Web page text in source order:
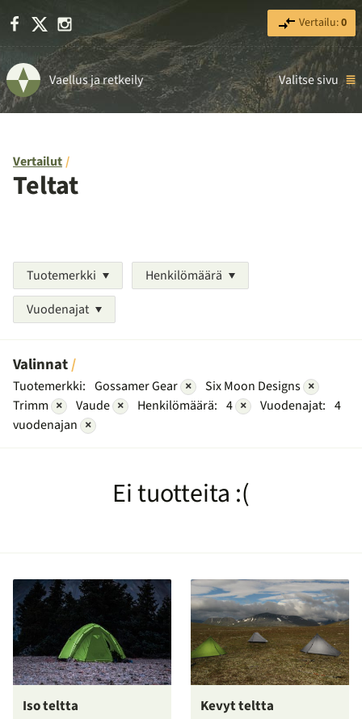
Facebook Instagram Vertailu:0
Vaellus ja retkeily Valitse sivu
Vertailut
Teltat
Tuotemerkki
Henkilömäärä
Vuodenajat
Valinnat
Tuotemerkki: Gossamer Gear × Six Moon Designs ×
Trimm × Vaude × Henkilömäärä: 4 × Vuodenajat: 4
vuodenajan ×
Ei tuotteita :(
Iso teltta Kevyt teltta